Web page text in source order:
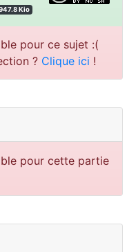
Kio
pour ce sujet :(
? Clique ici !
pour cette partie